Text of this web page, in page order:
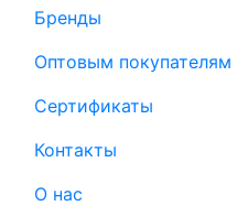
Бренды
Оптовым покупателям
Сертификаты
Контакты
О нас